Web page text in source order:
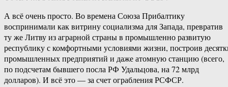
А всё очень просто. Во времена Союза Прибалтику
воспринимали как витрину социализма для Запада, превратив
ту же Литву из аграрной страны в промышленно развитую
республику с комфортными условиями жизни, построив
промышленных предприятий и даже атомную станцию (всего,
по подсчетам бывшего посла РФ Удальцова, на 72 млрд
долларов). И всё это — за счет ограбления РСФСР.